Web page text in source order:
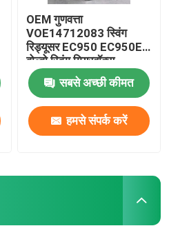
OEM गुणवत्ता
VOE14712083 स्विंग
रिड्यूसर EC950 EC950E
वोल्वो स्विंग गियरबॉक्स
सबसे अच्छी कीमत
हमसे संपर्क करें